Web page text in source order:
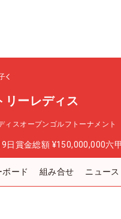
リーレディス
ィスオープンゴルフトーナメント
日賞金総額 ¥150,000,000六
ボード 組み合せ ニュース